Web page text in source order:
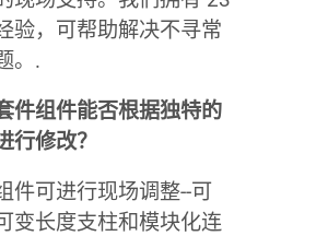
验，可帮助解决不寻常
。.
件组件能否根据独特的
行修改？
件可进行现场调整--可
变长度支柱和模块化连